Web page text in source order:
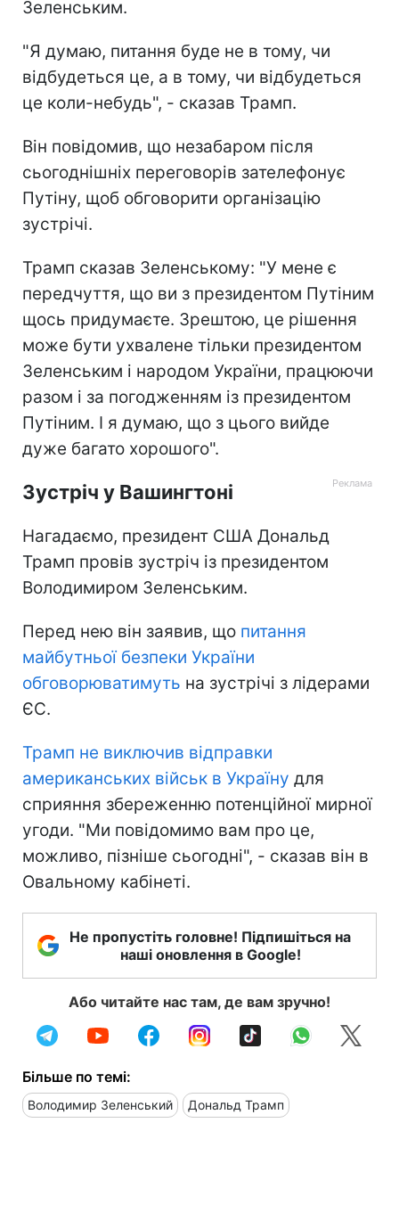
Зеленським.
"Я думаю, питання буде не в тому, чи
відбудеться це, а в тому, чи відбудеться
це коли-небудь", - сказав Трамп.
Він повідомив, що незабаром після
сьогоднішніх переговорів зателефонує
Путіну, щоб обговорити організацію
зустрічі.
Трамп сказав Зеленському: "У мене є
передчуття, що ви з президентом Путіним
щось придумаєте. Зрештою, це рішення
може бути ухвалене тільки президентом
Зеленським і народом України, працюючи
разом і за погодженням із президентом
Путіним. І я думаю, що з цього вийде
дуже багато хорошого".
Зустріч у Вашингтоні
Нагадаємо, президент США Дональд
Трамп провів зустріч із президентом
Володимиром Зеленським.
Перед нею він заявив, що питання
майбутньої безпеки України
обговорюватимуть на зустрічі з лідерами
ЄС.
Трамп не виключив відправки
американських військ в Україну для
сприяння збереженню потенційної мирної
угоди. "Ми повідомимо вам про це,
можливо, пізніше сьогодні", - сказав він в
Овальному кабінеті.
Не пропустіть головне! Підпишіться на
наші оновлення в Google!
Або читайте нас там, де вам зручно!
Більше по темі:
Володимир Зеленський Дональд Трамп